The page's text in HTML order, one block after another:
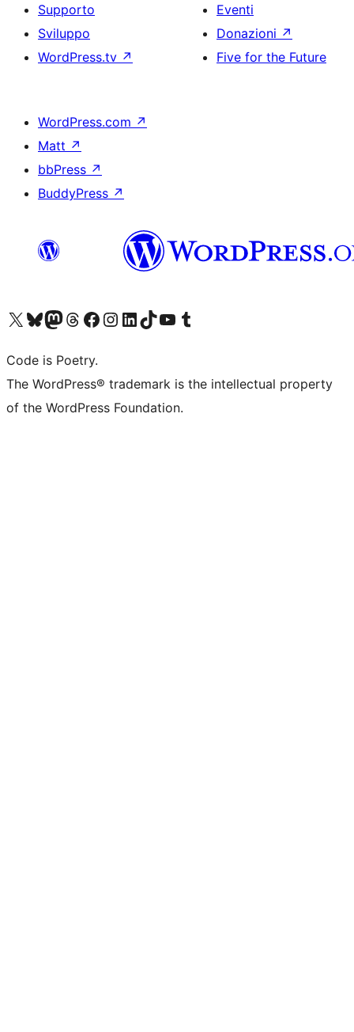
Supporto
Sviluppo
WordPress.tv ↗
Eventi
Donazioni ↗
Five for the Future
WordPress.com ↗
Matt ↗
bbPress ↗
BuddyPress ↗
Visita il nostro account X (ex Twitter)
Visita il nostro account Bluesky
Visita il nostro account Mastodon
Visita il nostro account Threads
Visita la nostra pagina Facebook
Visita il nostro account Instagram
Visita il nostro account LinkedIn
Visita il nostro account TikTok
Visita il nostro canale YouTube
Visita il nostro account Tumblr
Code is Poetry.
The WordPress® trademark is the intellectual property
of the WordPress Foundation.